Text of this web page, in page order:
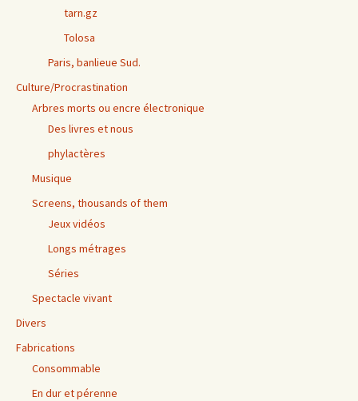
tarn.gz
Tolosa
Paris, banlieue Sud.
Culture/Procrastination
Arbres morts ou encre électronique
Des livres et nous
phylactères
Musique
Screens, thousands of them
Jeux vidéos
Longs métrages
Séries
Spectacle vivant
Divers
Fabrications
Consommable
En dur et pérenne